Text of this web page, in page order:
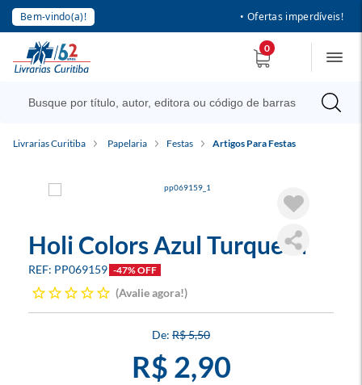
Bem-vindo(a)! • Ofertas imperdíveis!
0
Livrarias Curitiba Papelaria Festas Artigos Para Festas
Holi Colors Azul Turquesa
PP069159 -47% OFF
Avalie agora!
R$ 5,50
R$ 2,90